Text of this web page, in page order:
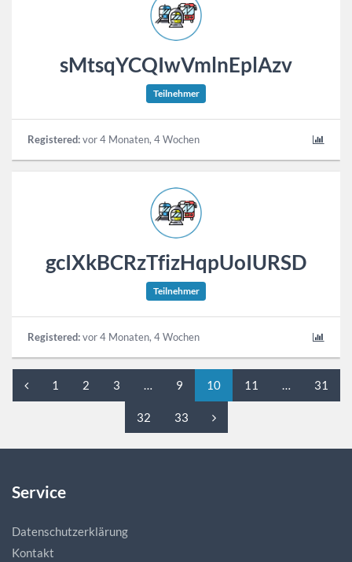
sMtsqYCQIwVmlnEplAzv
Teilnehmer
Registered:vor 4 Monaten, 4 Wochen
gcIXkBCRzTfizHqpUoIURSD
Teilnehmer
Registered:vor 4 Monaten, 4 Wochen
1 2 3 … 9 10 11 … 31
32 33
Service
Datenschutzerklärung
Kontakt